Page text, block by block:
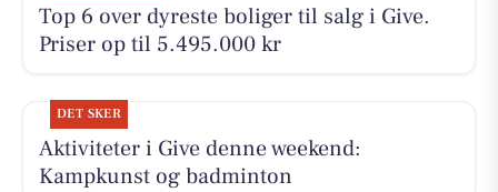
Top 6 over dyreste boliger til salg i Give.
Priser op til 5.495.000 kr
DET SKER
Aktiviteter i Give denne weekend:
Kampkunst og badminton